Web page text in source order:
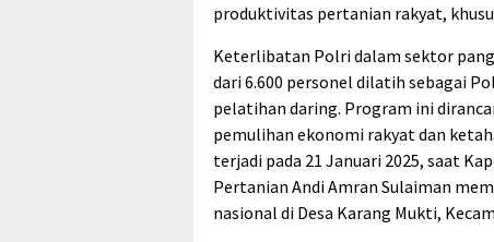
produktivitas pertanian rakyat,
Keterlibatan Polri dalam sektor
dari 6.600 personel dilatih sebagai
pelatihan daring. Program ini
pemulihan ekonomi rakyat dan
terjadi pada 21 Januari 2025, saat
Pertanian Andi Amran Sulaiman
nasional di Desa Karang Mukti,